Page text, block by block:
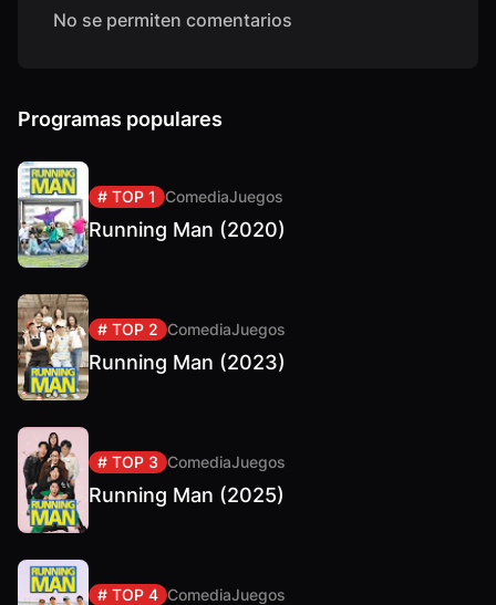
No se permiten comentarios
Programas populares
# TOP 1 ComediaJuegos
Running Man (2020)
# TOP 2 ComediaJuegos
Running Man (2023)
# TOP 3 ComediaJuegos
Running Man (2025)
# TOP 4 ComediaJuegos